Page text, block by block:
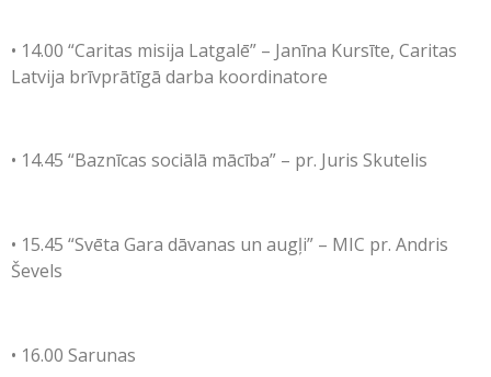
•⁠ ⁠14.00 “Caritas misija Latgalē” – Janīna Kursīte, Caritas
Latvija brīvprātīgā darba koordinatore
•⁠ ⁠14.45 “Baznīcas sociālā mācība” – pr. Juris Skutelis
•⁠ ⁠15.45 “Svēta Gara dāvanas un augļi” – MIC pr. Andris
Ševels
•⁠ ⁠16.00 Sarunas